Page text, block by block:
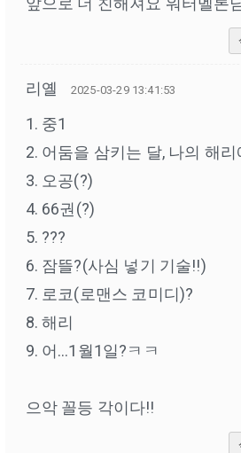
리옐 2025-03-29 13:41:53
1. 중1
2. 어둠을 삼키는 달, 나의 해리
3. 오공(?)
4. 66권(?)
5. ???
6. 잠뜰?(사심 넣기 기술!!)
7. 로코(로맨스 코미디)?
8. 해리
9. 어…1월1일?ㅋㅋ
으악 꼴등 각이다!!